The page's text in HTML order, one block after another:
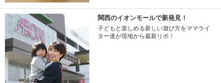
関西のイオンモールで新発見！
子どもと楽しめる新しい遊び方をママライ
ター達が現地から最新リポ！